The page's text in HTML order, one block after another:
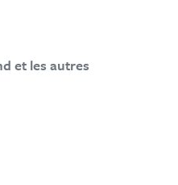
et les autres